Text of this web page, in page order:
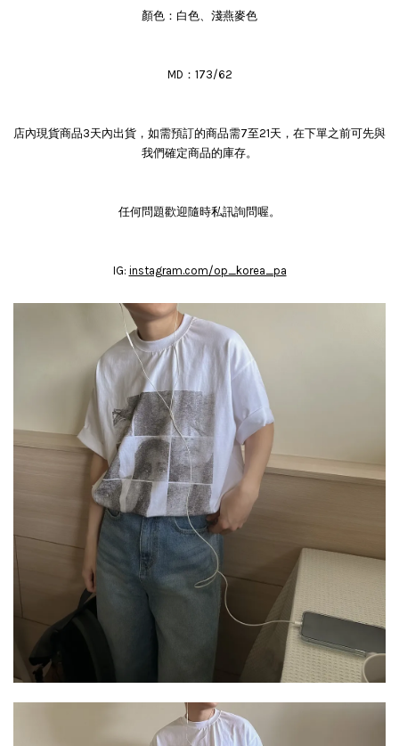
顏色：白色、淺燕麥色
MD：173/62
店內現貨商品3天內出貨，如需預訂的商品需7至21天，在下單之前可先與
我們確定商品的庫存。
任何問題歡迎隨時私訊詢問喔。
IG: instagram.com/op_korea_pa